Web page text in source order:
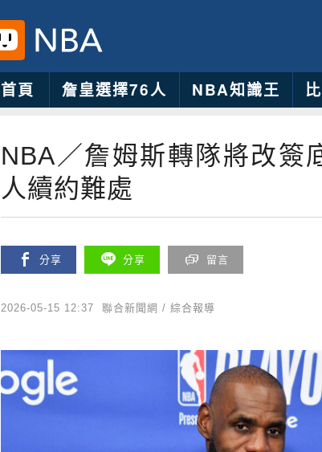
首頁 詹皇選擇76人 NBA知識王
NBA／詹姆斯轉隊將改簽
人續約難處
分享 分享 留言
2026-05-15 12:37 聯合新聞網 / 綜合報導